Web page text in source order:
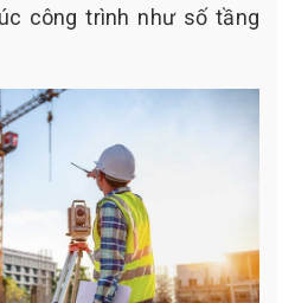
công trình như số tầng